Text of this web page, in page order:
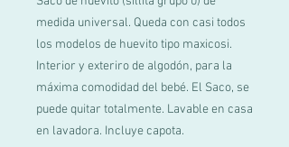
medida universal. Queda con casi todos
los modelos de huevito tipo maxicosi.
Interior y exteriro de algodón, para la
máxima comodidad del bebé. El Saco, se
puede quitar totalmente. Lavable en casa
en lavadora. Incluye capota.